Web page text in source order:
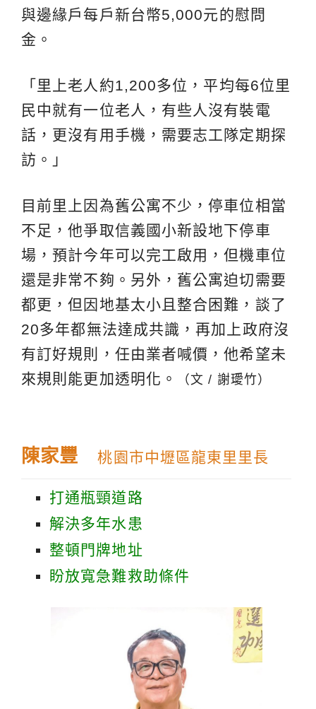
與邊緣戶每戶新台幣5,000元的慰問
金。
「里上老人約1,200多位，平均每6位里
民中就有一位老人，有些人沒有裝電
話，更沒有用手機，需要志工隊定期探
訪。」
目前里上因為舊公寓不少，停車位相當
不足，他爭取信義國小新設地下停車
場，預計今年可以完工啟用，但機車位
還是非常不夠。另外，舊公寓迫切需要
都更，但因地基太小且整合困難，談了
20多年都無法達成共識，再加上政府沒
有訂好規則，任由業者喊價，他希望未
來規則能更加透明化。
（文 / 謝璦竹）
陳家豐桃園市中壢區龍東里里長
打通瓶頸道路
解決多年水患
整頓門牌地址
盼放寬急難救助條件